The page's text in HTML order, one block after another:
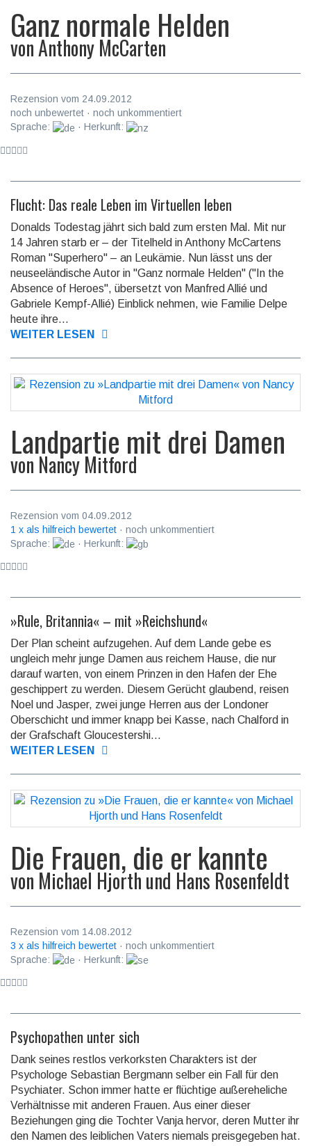
Ganz normale Helden
vonAnthony McCarten
Rezension vom 24.09.2012
noch unbewertet · noch unkommentiert
Sprache:
· Herkunft:
Flucht: Das reale Leben im Virtuellen leben
Donalds Todestag jährt sich bald zum ersten Mal. Mit nur
14 Jahren starb er – der Titelheld in Anthony McCartens
Roman "Superhero" – an Leukämie. Nun lässt uns der
neuseeländische Autor in "Ganz normale Helden" ("In the
Absence of Heroes", übersetzt von Manfred Allié und
Gabriele Kempf-Allié) Einblick nehmen, wie Familie Delpe
heute ihre...
WEITER LESEN
Landpartie mit drei Damen
von Nancy Mitford
Rezension vom 04.09.2012
1 x als hilfreich bewertet · noch unkommentiert
Sprache:
· Herkunft:
»Rule, Britannia« – mit »Reichshund«
Der Plan scheint aufzugehen. Auf dem Lande gebe es
ungleich mehr junge Damen aus reichem Hause, die nur
darauf warten, von einem Prinzen in den Hafen der Ehe
geschippert zu werden. Diesem Gerücht glaubend, reisen
Noel und Jasper, zwei junge Herren aus der Londoner
Oberschicht und immer knapp bei Kasse, nach Chalford in
der Grafschaft Gloucestershi...
WEITER LESEN
Die Frauen, die er kannte
von Michael Hjorth und Hans Rosenfeldt
Rezension vom 14.08.2012
3 x als hilfreich bewertet · noch unkommentiert
Sprache:
· Herkunft:
Psychopathen unter sich
Dank seines restlos verkorksten Charakters ist der
Psychologe Sebastian Bergmann selber ein Fall für den
Psychiater. Schon immer hatte er flüchtige außereheliche
Verhältnisse mit anderen Frauen. Aus einer dieser
Beziehungen ging die Tochter Vanja hervor, deren Mutter ihr
den Namen des leiblichen Vaters niemals preisgegeben hat.